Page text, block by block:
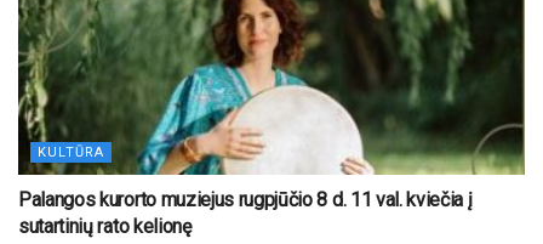
KULTŪRA
Palangos kurorto muziejus rugpjūčio 8 d. 11 val. kviečia į
sutartinių rato kelionę